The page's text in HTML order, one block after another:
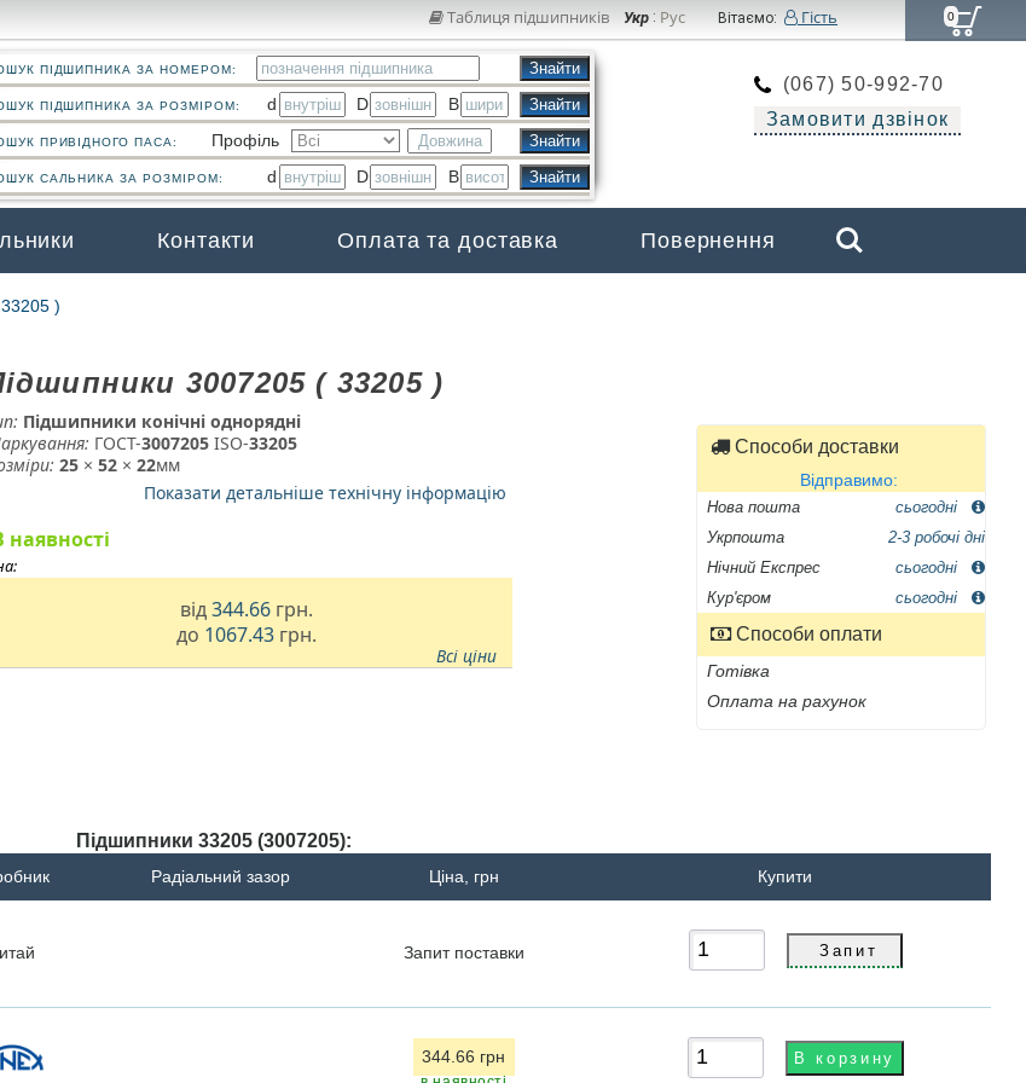
Таблиця підшипників Укр: Рус Вітаємо: Гість
(067) 50-992-70
Замовити дзвінок
ПІДШИПНИКА ЗА НОМЕРОМ:
ПІДШИПНИКА ЗА РОЗМІРОМ: d D B
ПРИВІДНОГО ПАСА: Профіль
САЛЬНИКА ЗА РОЗМІРОМ: d D B
Контакти Оплата та доставка Повернення
Search
0
)
3007205 ( 33205 )
Підшипники конічні однорядні
ГОСТ-3007205­ ISO-33205
25× 52× 22мм
Показати детальніше технічну інформацію
наявності
від344.66 грн.
до 1067.43 грн.
Всі ціни
Способи доставки
Відправимо:
Нова пошта
сьогодні
Укрпошта
2-3 робочі дні
Нічний Експрес
сьогодні
Кур'єром
сьогодні
Способи оплати
Готівка
Оплата на рахунок
Підшипники 33205 (3007205):
Радіальний зазор Ціна, грн Купити
Запит поставки
344.66 грн